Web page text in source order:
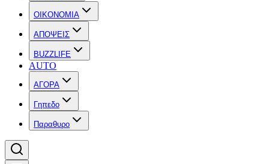
OIKONOMIA
ΑΠΟΨΕΙΣ
BUZZLIFE
AUTO
ΑΓΟΡΑ
Γηπεδο
Παραθυρο